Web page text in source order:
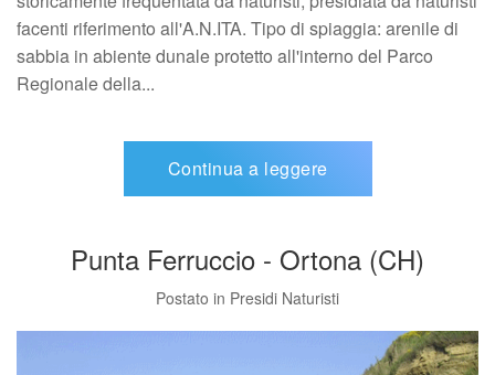
facenti riferimento all'A.N.ITA. Tipo di spiaggia: arenile di
sabbia in abiente dunale protetto all'interno del Parco
Regionale della...
Continua a leggere
Punta Ferruccio - Ortona (CH)
Postato in Presidi Naturisti